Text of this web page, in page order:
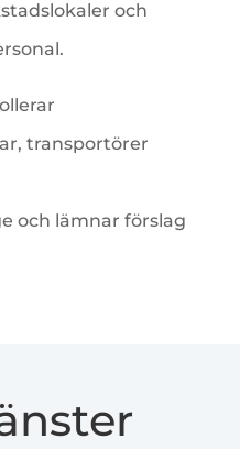
och
transportörer
och lämnar förslag